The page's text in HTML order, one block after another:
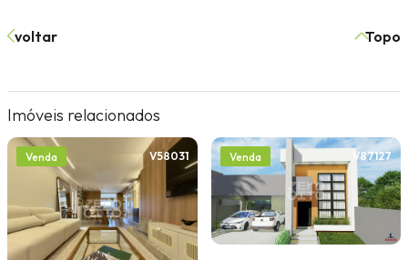
voltar Topo
Imóveis relacionados
Venda V58031 Venda V87127